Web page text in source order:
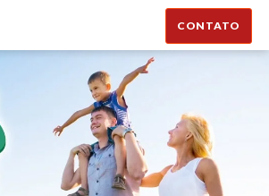
CONTATO